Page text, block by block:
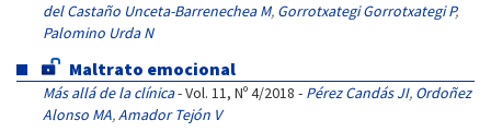
del Castaño Unceta-Barrenechea M, Gorrotxategi Gorrotxategi P,
Palomino Urda N
Maltrato emocional
Más allá de la clínica- Vol. 11, Nº 4/2018 - Pérez Candás JI, Ordoñez
Alonso MA,Amador Tejón V